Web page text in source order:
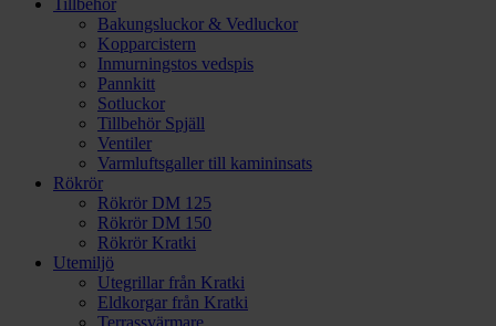
Tillbehör
Bakungsluckor & Vedluckor
Kopparcistern
Inmurningstos vedspis
Pannkitt
Sotluckor
Tillbehör Spjäll
Ventiler
Varmluftsgaller till kamininsats
Rökrör
Rökrör DM 125
Rökrör DM 150
Rökrör Kratki
Utemiljö
Utegrillar från Kratki
Eldkorgar från Kratki